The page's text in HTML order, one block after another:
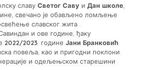
славу Светог Саву и Дан школе
свечано је обављено ломљење
славског жита .
и ове године, ђаку
2022/2023 . године Јани Бранковић
повеља, као и пригодни поклони.
и одељењском старешини